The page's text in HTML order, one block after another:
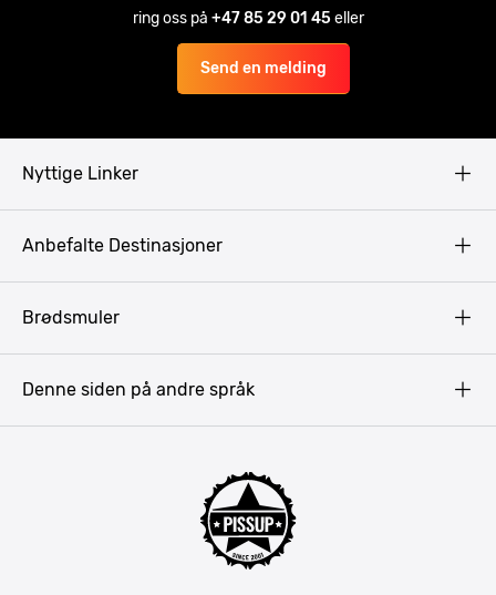
ring oss på +47 85 29 01 45eller
Send en melding
Nyttige Linker
Anbefalte Destinasjoner
Brødsmuler
Denne siden på andre språk